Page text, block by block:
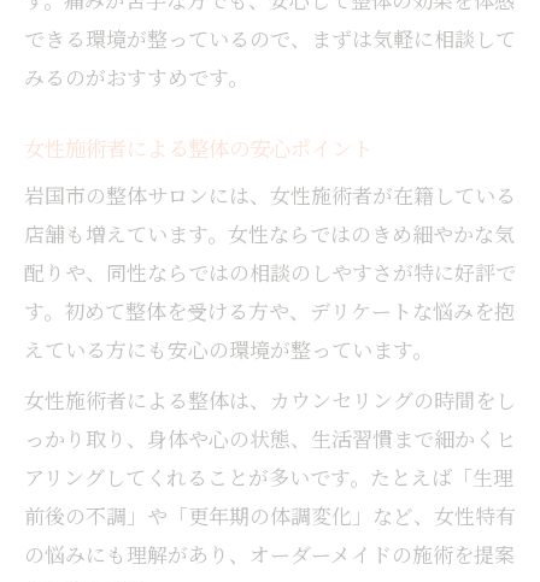
できる環境が整っているので、まずは気軽に相談して
みるのがおすすめです。
女性施術者による整体の安心ポイント
岩国市の整体サロンには、女性施術者が在籍している
店舗も増えています。女性ならではのきめ細やかな気
配りや、同性ならではの相談のしやすさが特に好評で
す。初めて整体を受ける方や、デリケートな悩みを抱
えている方にも安心の環境が整っています。
女性施術者による整体は、カウンセリングの時間をし
っかり取り、身体や心の状態、生活習慣まで細かくヒ
アリングしてくれることが多いです。たとえば「生理
前後の不調」や「更年期の体調変化」など、女性特有
の悩みにも理解があり、オーダーメイドの施術を提案